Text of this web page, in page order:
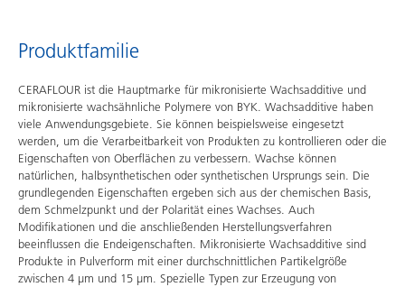
Produktfamilie
CERAFLOUR ist die Hauptmarke für mikronisierte Wachsadditive und
mikronisierte wachsähnliche Polymere von BYK. Wachsadditive haben
viele Anwendungsgebiete. Sie können beispielsweise eingesetzt
werden, um die Verarbeitbarkeit von Produkten zu kontrollieren oder die
Eigenschaften von Oberflächen zu verbessern. Wachse können
natürlichen, halbsynthetischen oder synthetischen Ursprungs sein. Die
grundlegenden Eigenschaften ergeben sich aus der chemischen Basis,
dem Schmelzpunkt und der Polarität eines Wachses. Auch
Modifikationen und die anschließenden Herstellungsverfahren
beeinflussen die Endeigenschaften. Mikronisierte Wachsadditive sind
Produkte in Pulverform mit einer durchschnittlichen Partikelgröße
zwischen 4 μm und 15 μm. Spezielle Typen zur Erzeugung von